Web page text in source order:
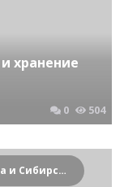
хранение
0 504
Криминальные новости Новосибирска и Сибирского региона